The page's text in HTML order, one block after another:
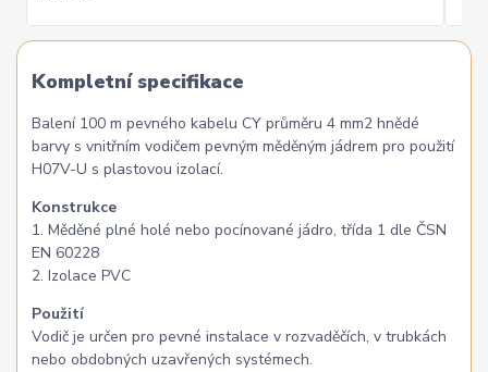
Kompletní specifikace
Balení 100 m pevného kabelu CY průměru 4 mm2 hnědé
barvy s vnitřním vodičem pevným měděným jádrem pro použití
H07V-U s plastovou izolací.
Konstrukce
1. Měděné plné holé nebo pocínované jádro, třída 1 dle ČSN
EN 60228
2. Izolace PVC
Použití
Vodič je určen pro pevné instalace v rozvaděčích, v trubkách
nebo obdobných uzavřených systémech.